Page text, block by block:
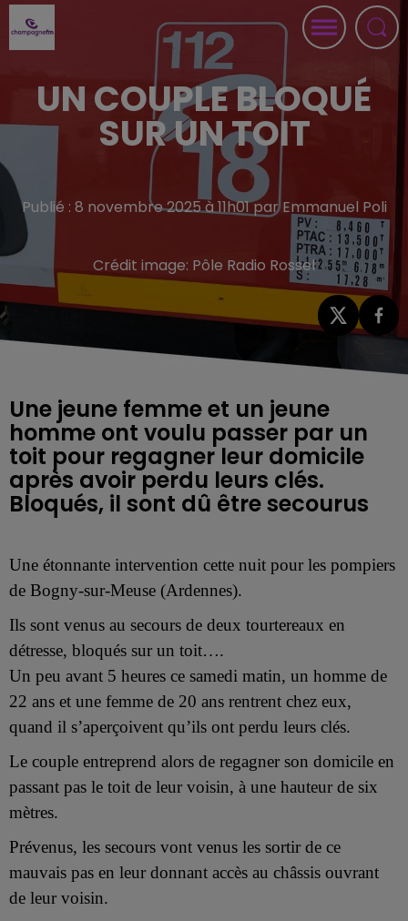
UN COUPLE BLOQUÉ
SUR UN TOIT
Publié : 8 novembre 2025 à 11h01 par Emmanuel Poli
Crédit image: Pôle Radio Rossel
Une jeune femme et un jeune
homme ont voulu passer par un
toit pour regagner leur domicile
après avoir perdu leurs clés.
Bloqués, il sont dû être secourus
Une étonnante intervention cette nuit pour les pompiers
de Bogny-sur-Meuse (Ardennes).
Ils sont venus au secours de deux tourtereaux en
détresse, bloqués sur un toit….
Un peu avant 5 heures ce samedi matin, un homme de
22 ans et une femme de 20 ans rentrent chez eux,
quand il s’aperçoivent qu’ils ont perdu leurs clés.
Le couple entreprend alors de regagner son domicile en
passant pas le toit de leur voisin, à une hauteur de six
mètres.
Prévenus, les secours vont venus les sortir de ce
mauvais pas en leur donnant accès au châssis ouvrant
de leur voisin.